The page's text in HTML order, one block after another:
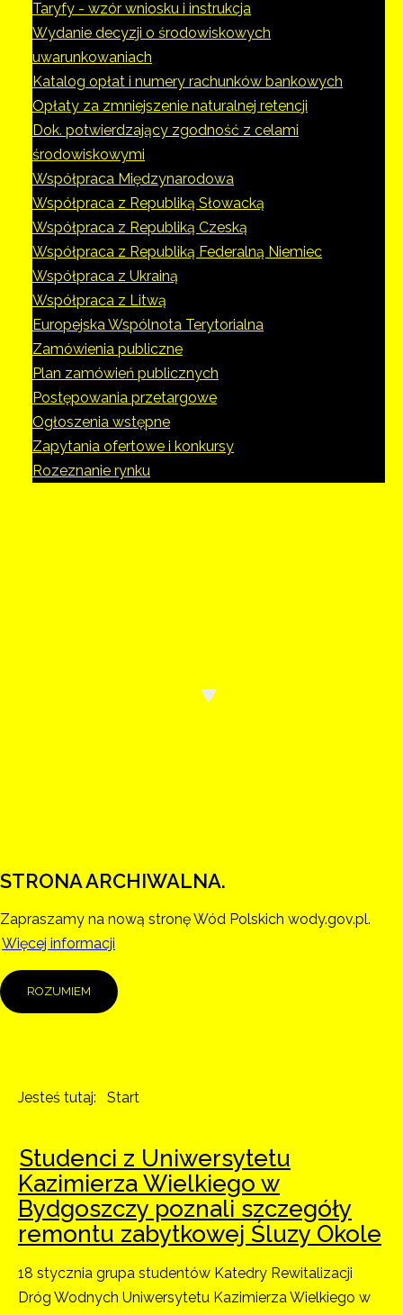
Taryfy - wzór wniosku i instrukcja
Wydanie decyzji o środowiskowych
uwarunkowaniach
Katalog opłat i numery rachunków bankowych
Opłaty za zmniejszenie naturalnej retencji
Dok. potwierdzający zgodność z celami
środowiskowymi
Współpraca Międzynarodowa
Współpraca z Republiką Słowacką
Współpraca z Republiką Czeską
Współpraca z Republiką Federalną Niemiec
Współpraca z Ukrainą
Współpraca z Litwą
Europejska Wspólnota Terytorialna
Zamówienia publiczne
Plan zamówień publicznych
Postępowania przetargowe
Ogłoszenia wstępne
Zapytania ofertowe i konkursy
Rozeznanie rynku
STRONA ARCHIWALNA.
Zapraszamy na nową stronę Wód Polskich wody.gov.pl.
Więcej informacji
ROZUMIEM
Jesteś tutaj: Start
Studenci z Uniwersytetu
Kazimierza Wielkiego w
Bydgoszczy poznali szczegóły
remontu zabytkowej Śluzy Okole
18 stycznia grupa studentów Katedry Rewitalizacji
Dróg Wodnych Uniwersytetu Kazimierza Wielkiego w